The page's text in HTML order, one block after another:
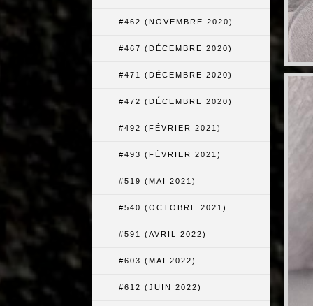
#462 (NOVEMBRE 2020)
#467 (DÉCEMBRE 2020)
#471 (DÉCEMBRE 2020)
#472 (DÉCEMBRE 2020)
#492 (FÉVRIER 2021)
#493 (FÉVRIER 2021)
#519 (MAI 2021)
#540 (OCTOBRE 2021)
#591 (AVRIL 2022)
#603 (MAI 2022)
#612 (JUIN 2022)